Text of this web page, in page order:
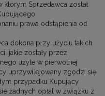
którym Sprzedawca został
prawa odstąpienia od
dokona przy użyciu takich
jakie zostały przez
użyte w pierwotnej
uprzywilejowany zgodzi się
przypadku Kupujący
żadnych opłat w związku z